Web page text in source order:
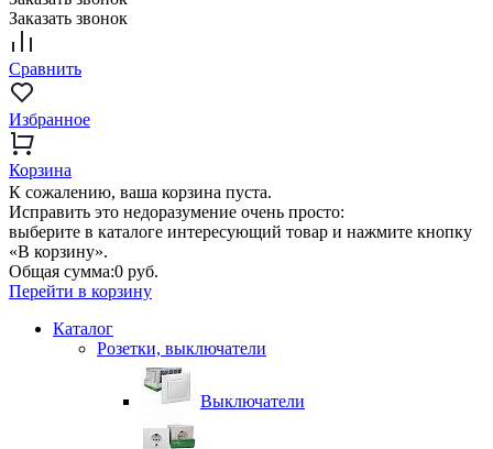
Заказать звонок
Сравнить
Избранное
Корзина
К сожалению, ваша корзина пуста.
Исправить это недоразумение очень просто:
выберите в каталоге интересующий товар и нажмите кнопку
«В корзину».
Общая сумма:0 руб.
Перейти в корзину
Каталог
Розетки, выключатели
Выключатели